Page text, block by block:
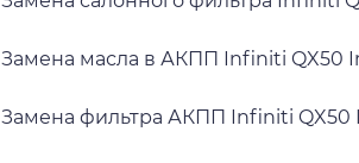
Замена масла в АКПП Infiniti QX50
Замена фильтра АКПП Infiniti QX50